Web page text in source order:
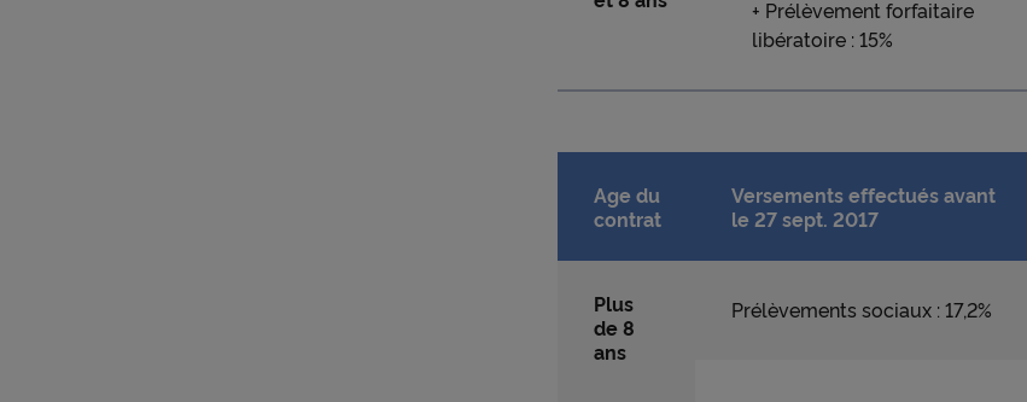
+ Prélèvement forfaitaire
libératoire : 15%
Age du
contrat
Versements effectués avant
le 27 sept. 2017
Plus
de 8
ans
Prélèvements sociaux : 17,2%